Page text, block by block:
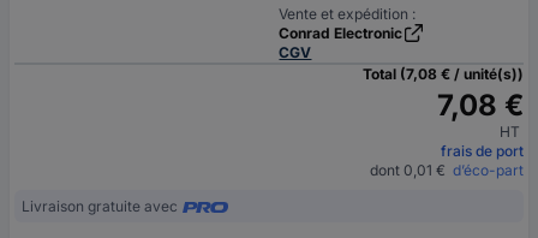
Vente et expédition :
Conrad Electronic
CGV
Total (7,08 € / unité(s))
7,08 €
HT
frais de port
dont 0,01 € d’éco-part
Livraison gratuite avec